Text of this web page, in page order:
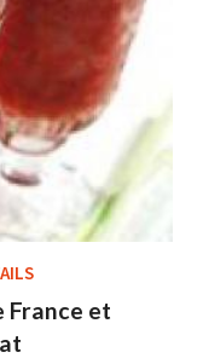
France et